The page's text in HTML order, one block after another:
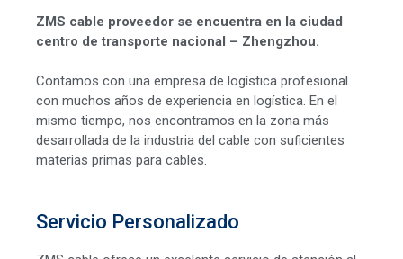
ZMS cable proveedor se encuentra en la ciudad
centro de transporte nacional – Zhengzhou.
Contamos con una empresa de logística profesional
con muchos años de experiencia en logística. En el
mismo tiempo, nos encontramos en la zona más
desarrollada de la industria del cable con suficientes
materias primas para cables.
Servicio Personalizado